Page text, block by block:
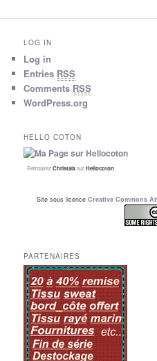
LOG IN
Log in
Entries RSS
Comments RSS
WordPress.org
HELLO COTON
RetrouvezChristalxsurHellocoton
Site sous licence Creative Commons
PARTENAIRES